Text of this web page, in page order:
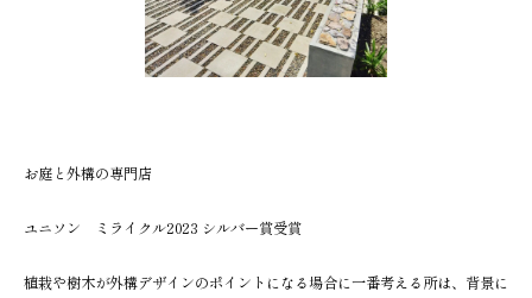
お庭と外構の専門店
ユニソン ミライクル2023 シルバー賞受賞
植栽や樹木が外構デザインのポイントになる場合に一番考える所は、背景に